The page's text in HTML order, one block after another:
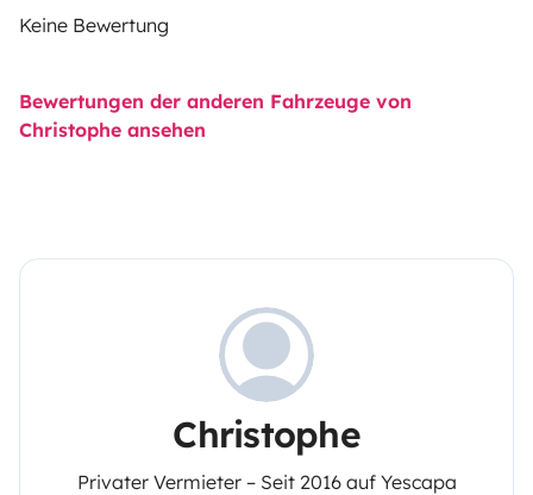
Keine Bewertung
Bewertungen der anderen Fahrzeuge von
Christophe ansehen
Christophe
Privater Vermieter – Seit 2016 auf Yescapa